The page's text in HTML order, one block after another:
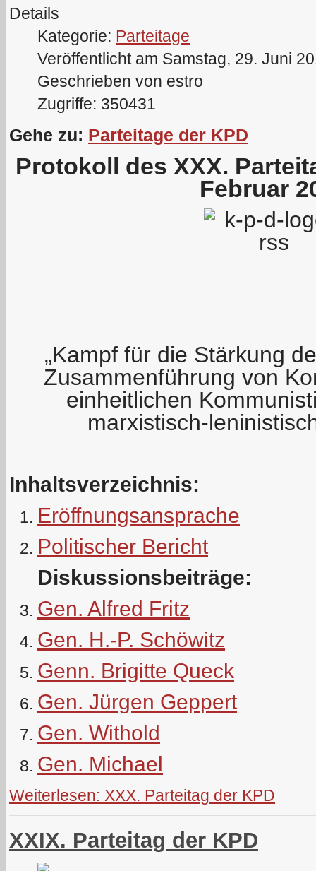
Details
Kategorie: Parteitage
Veröffentlicht am Samstag, 29. Juni
Geschrieben von estro
Zugriffe: 350431
Gehe zu: Parteitage der KPD
Protokoll des XXX.
Februar
„Kampf für die Stärkung
Zusammenführung von
einheitlichen
marxistisch-
Inhaltsverzeichnis:
Eröffnungsansprache
Politischer Bericht
Diskussionsbeiträge:
Gen. Alfred Fritz
Gen. H.-P. Schöwitz
Genn. Brigitte Queck
Gen. Jürgen Geppert
Gen. Withold
Gen. Michael
Weiterlesen: XXX. Parteitag der KPD
XXIX. Parteitag der KPD